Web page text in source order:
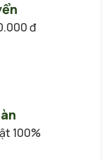
đ
100%